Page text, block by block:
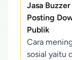
Jasa
Posting
Publik
Cara
sosial yaitu